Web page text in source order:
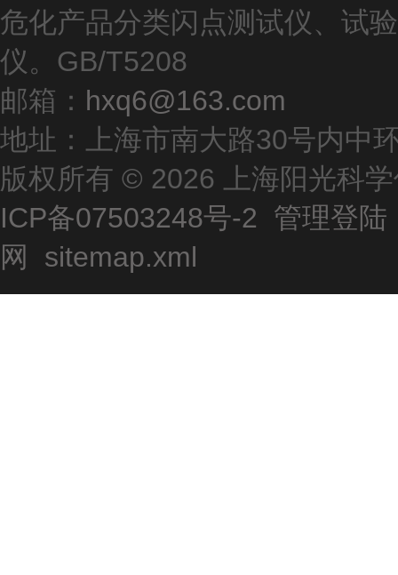
危化产品分类闪点测试仪、试
仪。GB/T5208
邮箱： hxq6@163.com
地址：上海市南大路30号内中
版权所有 © 2026 上海阳光科
ICP备07503248号-2 管理登陆
网
sitemap.xml